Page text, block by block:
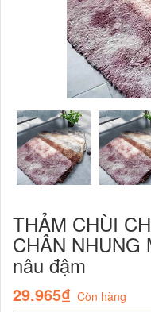
THẢM CHÙI
CHÂN NHUNG
nâu đậm
29.965₫ Còn hàng